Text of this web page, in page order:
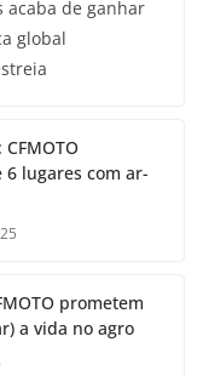
acaba de ganhar
global
6 lugares com ar-
prometem
a vida no agro